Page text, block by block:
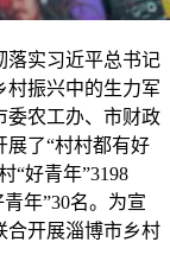
落实习近平总书记
村振兴中的生力军
委农工办、市财政
展了“村村都有好
“好青年”3198
年”30名。为宣
合开展淄博市乡村